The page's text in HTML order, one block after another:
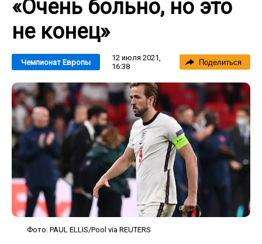
«Очень больно, но это
не конец»
Чемпионат Европы
12 июля 2021,
16:38
Поделиться
Фото: PAUL ELLIS/Pool via REUTERS